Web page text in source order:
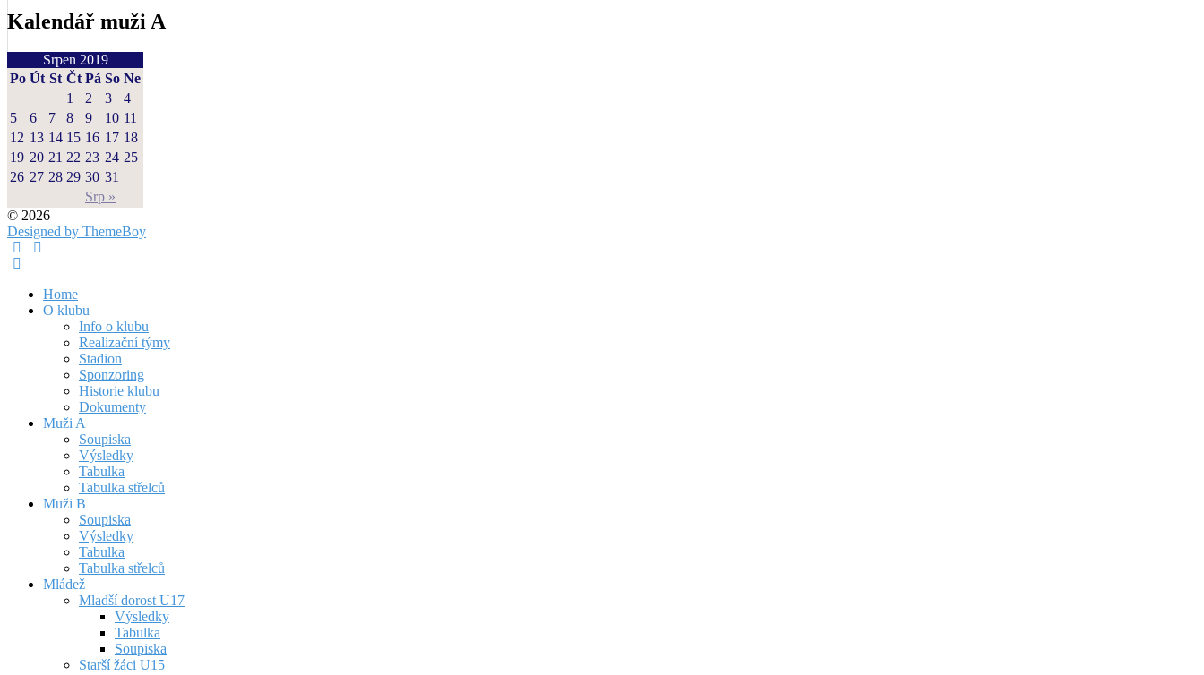
Kalendář muži A
Srpen 2019
Po Út St Čt Pá So Ne
Srp »
1 2 3
4
5
6 7 8 9 10 11
12 13 14 15 16 17 18
19 20 21 22 23 24 25
26 27 28 29 30 31
© 2026
Designed by ThemeBoy
Home
O klubu
Info o klubu
Realizační týmy
Stadion
Sponzoring
Historie klubu
Dokumenty
Muži A
Soupiska
Výsledky
Tabulka
Tabulka střelců
Muži B
Soupiska
Výsledky
Tabulka
Tabulka střelců
Mládež
Mladší dorost U17
Výsledky
Tabulka
Soupiska
Starší žáci U15